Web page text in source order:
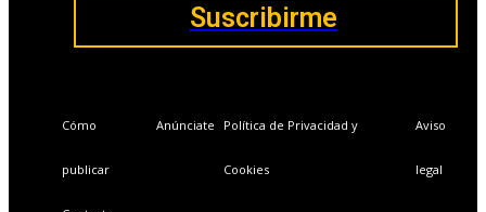
Suscribirme
Cómo
publicar
Anúnciate Política de Privacidad y
Cookies
Aviso
legal